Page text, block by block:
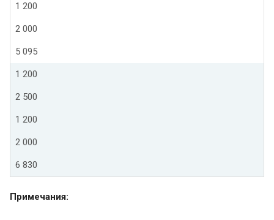
1 200
2 000
5 095
1 200
2 500
1 200
2 000
6 830
Примечания: